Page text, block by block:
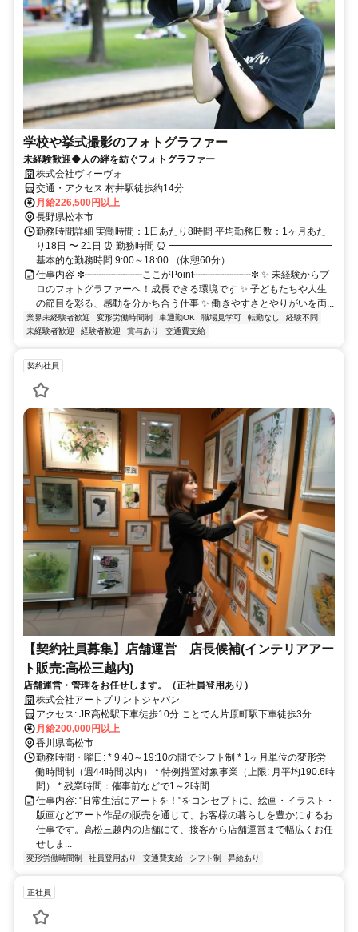
学校や挙式撮影のフォトグラファー
未経験歓迎◆人の絆を紡ぐフォトグラファー
株式会社ヴィーヴォ
交通・アクセス 村井駅徒歩約14分
月給226,500円以上
長野県松本市
勤務時間詳細 実働時間：1日あたり8時間 平均勤務日数：1ヶ月あた
り18日 〜 21日 ⏰ 勤務時間 ⏰ ━━━━━━━━━━━━━━━━━
基本的な勤務時間 9:00～18:00 （休憩60分） ...
仕事内容 ✼┈┈┈┈┈┈ここがPoint┈┈┈┈┈┈✼ ✨ 未経験からプ
ロのフォトグラファーへ！成長できる環境です ✨ 子どもたちや人生
の節目を彩る、感動を分かち合う仕事 ✨ 働きやすさとやりがいを両...
業界未経験者歓迎 変形労働時間制 車通勤OK 職場見学可 転勤なし
経験不問
未経験者歓迎
経験者歓迎 賞与あり 交通費支給
契約社員
【契約社員募集】店舗運営 店長候補(インテリアアー
ト販売:高松三越内)
店舗運営・管理をお任せします。（正社員登用あり）
株式会社アートプリントジャパン
アクセス: JR高松駅下車徒歩10分 ことでん片原町駅下車徒歩3分
月給200,000円以上
香川県高松市
勤務時間・曜日: * 9:40～19:10の間でシフト制 * 1ヶ月単位の変形労
働時間制（週44時間以内） * 特例措置対象事業（上限: 月平均190.6時
間） * 残業時間：催事前などで1～2時間...
仕事内容: "日常生活にアートを！"をコンセプトに、絵画・イラスト・
版画などアート作品の販売を通じて、お客様の暮らしを豊かにするお
仕事です。高松三越内の店舗にて、接客から店舗運営まで幅広くお任
せしま...
変形労働時間制 社員登用あり 交通費支給 シフト制 昇給あり
正社員